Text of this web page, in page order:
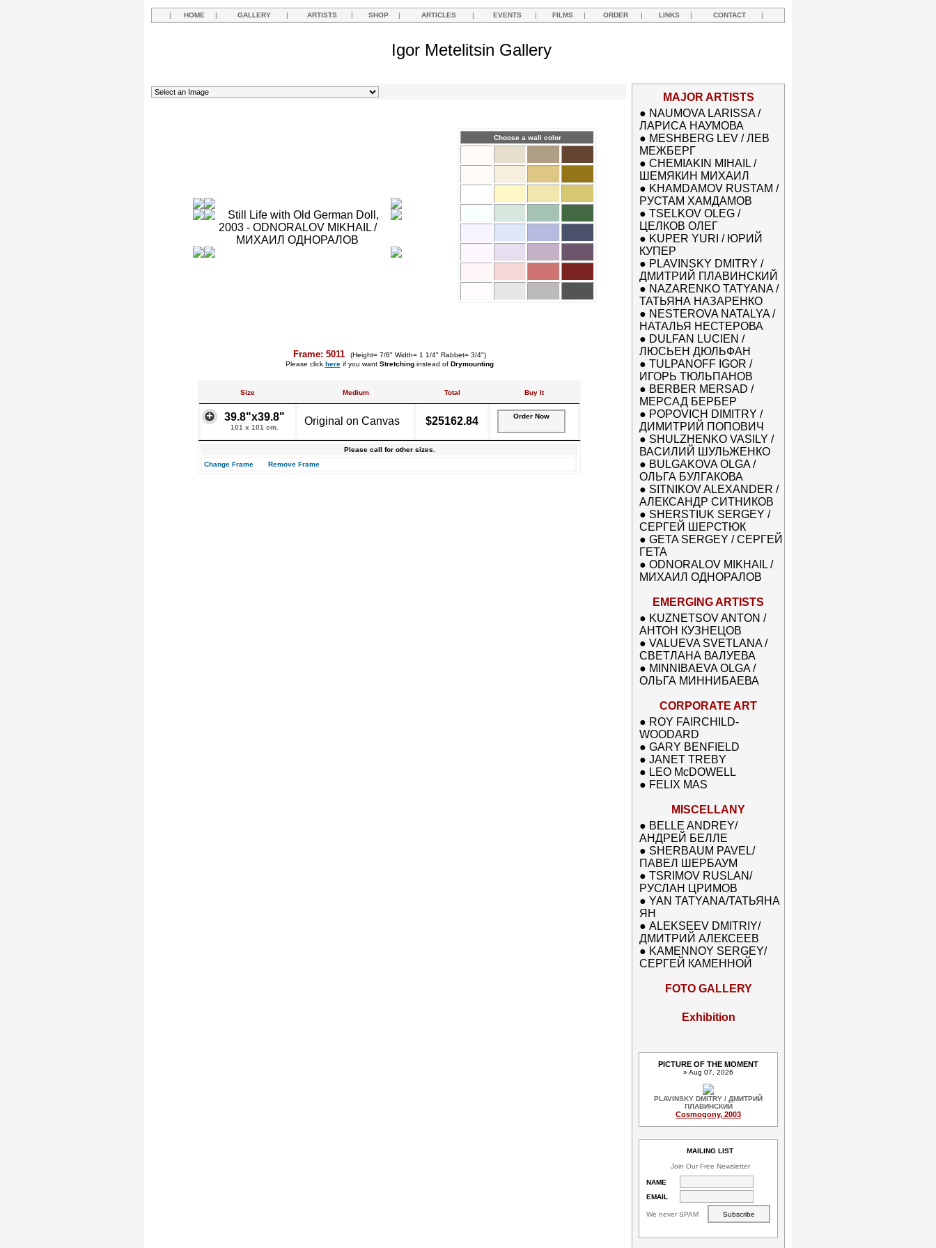
| HOME | GALLERY | ARTISTS | SHOP | ARTICLES | EVENTS | FILMS | ORDER | LINKS | CONTACT |
Igor Metelitsin Gallery
Choose a wall color
Frame: 5011
(Height= 7/8" Width= 1 1/4" Rabbet= 3/4")
Please click hereif you want Stretchinginstead of Drymounting
Size Medium Total Buy It
39.8"x39.8"
101 x 101 cm.
Original on Canvas $25162.84 Order Now
Please call for other sizes.
Change Frame
Remove Frame
MAJOR ARTISTS
● NAUMOVA LARISSA /
ЛАРИСА НАУМОВА
● MESHBERG LEV / ЛЕВ
МЕЖБЕРГ
● CHEMIAKIN MIHAIL /
ШЕМЯКИН МИХАИЛ
● KHAMDAMOV RUSTAM /
РУСТАМ ХАМДАМОВ
● TSELKOV OLEG /
ЦЕЛКОВ ОЛЕГ
● KUPER YURI / ЮРИЙ
КУПЕР
● PLAVINSKY DMITRY /
ДМИТРИЙ ПЛАВИНСКИЙ
● NAZARENKO TATYANA /
ТАТЬЯНА НАЗАРЕНКО
● NESTEROVA NATALYA /
НАТАЛЬЯ НЕСТЕРОВА
● DULFAN LUCIEN /
ЛЮСЬЕН ДЮЛЬФАН
● TULPANOFF IGOR /
ИГОРЬ ТЮЛЬПАНОВ
● BERBER MERSAD /
МЕРСАД БЕРБЕР
● POPOVICH DIMITRY /
ДИМИТРИЙ ПОПОВИЧ
● SHULZHENKO VASILY /
ВАСИЛИЙ ШУЛЬЖЕНКО
● BULGAKOVA OLGA /
ОЛЬГА БУЛГАКОВА
● SITNIKOV ALEXANDER /
АЛЕКСАНДР СИТНИКОВ
● SHERSTIUK SERGEY /
СЕРГЕЙ ШЕРСТЮК
● GETA SERGEY / СЕРГЕЙ
ГЕТА
● ODNORALOV MIKHAIL /
МИХАИЛ ОДНОРАЛОВ
EMERGING ARTISTS
● KUZNETSOV ANTON /
АНТОН КУЗНЕЦОВ
● VALUEVA SVETLANA /
СВЕТЛАНА ВАЛУЕВА
● MINNIBAEVA OLGA /
ОЛЬГА МИННИБАЕВА
CORPORATE ART
● ROY FAIRCHILD-
WOODARD
● GARY BENFIELD
● JANET TREBY
● LEO McDOWELL
● FELIX MAS
MISCELLANY
● BELLE ANDREY/
АНДРЕЙ БЕЛЛЕ
● SHERBAUM PAVEL/
ПАВЕЛ ШЕРБАУМ
● TSRIMOV RUSLAN/
РУСЛАН ЦРИМОВ
● YAN TATYANA/ТАТЬЯНА
ЯН
● ALEKSEEV DMITRIY/
ДМИТРИЙ АЛЕКСЕЕВ
● KAMENNOY SERGEY/
СЕРГЕЙ КАМЕННОЙ
FOTO GALLERY
Exhibition
PICTURE OF THE MOMENT
» Aug 07, 2026
PLAVINSKY DMITRY / ДМИТРИЙ
ПЛАВИНСКИЙ
Cosmogony, 2003
MAILING LIST
Join Our Free Newsletter
NAME
EMAIL
We never SPAM